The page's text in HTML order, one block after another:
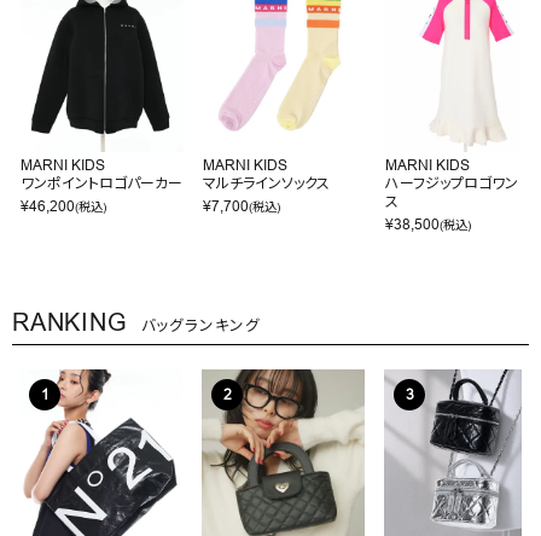
MARNI KIDS
ワンポイントロゴパーカー
¥46,200(税込)
MARNI KIDS
マルチラインソックス
¥7,700(税込)
MARNI KIDS
ハーフジップロゴワンピ
ス
¥38,500(税込)
RANKING バッグランキング